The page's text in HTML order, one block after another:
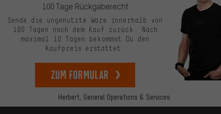
Herbert, General Operations & Services
100 Tage Rückgaberecht
Sende die ungenutzte Ware innerhalb von
100 Tagen nach dem Kauf zurück. Nach
maximal 10 Tagen bekommst Du den
Kaufpreis erstattet.
zum Formular